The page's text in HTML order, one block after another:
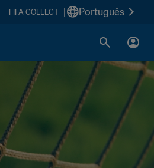
FIFA COLLECT Português